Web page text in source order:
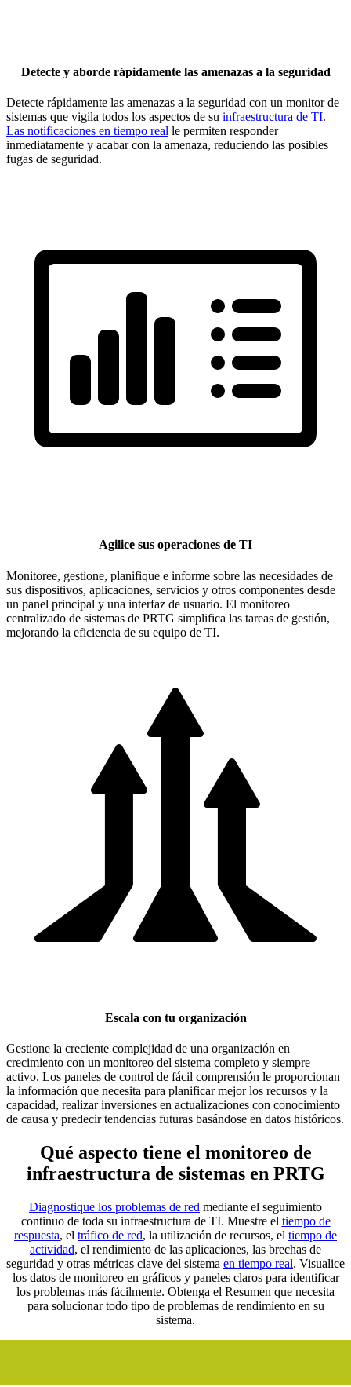
Detecte y aborde rápidamente las amenazas a la seguridad
Detecte rápidamente las amenazas a la seguridad con un monitor de
sistemas que vigila todos los aspectos de su infraestructura de TI.
Las notificaciones en tiempo real le permiten responder
inmediatamente y acabar con la amenaza, reduciendo las posibles
fugas de seguridad.
Agilice sus operaciones de TI
Monitoree, gestione, planifique e informe sobre las necesidades de
sus dispositivos, aplicaciones, servicios y otros componentes desde
un panel principal y una interfaz de usuario. El monitoreo
centralizado de sistemas de PRTG simplifica las tareas de gestión,
mejorando la eficiencia de su equipo de TI.
Escala con tu organización
Gestione la creciente complejidad de una organización en
crecimiento con un monitoreo del sistema completo y siempre
activo. Los paneles de control de fácil comprensión le proporcionan
la información que necesita para planificar mejor los recursos y la
capacidad, realizar inversiones en actualizaciones con conocimiento
de causa y predecir tendencias futuras basándose en datos históricos.
Qué aspecto tiene el monitoreo de
infraestructura de sistemas en PRTG
Diagnostique los problemas de red mediante el seguimiento
continuo de toda su infraestructura de TI. Muestre el tiempo de
respuesta, el tráfico de red, la utilización de recursos, el tiempo de
actividad, el rendimiento de las aplicaciones, las brechas de
seguridad y otras métricas clave del sistema en tiempo real. Visualice
los datos de monitoreo en gráficos y paneles claros para identificar
los problemas más fácilmente. Obtenga el Resumen que necesita
para solucionar todo tipo de problemas de rendimiento en su
sistema.